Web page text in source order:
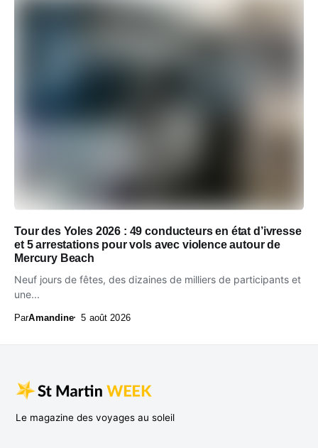
Tour des Yoles 2026 : 49 conducteurs en état d’ivresse
et 5 arrestations pour vols avec violence autour de
Mercury Beach
Neuf jours de fêtes, des dizaines de milliers de participants et
une...
ParAmandine 5 août 2026
Le magazine des voyages au soleil